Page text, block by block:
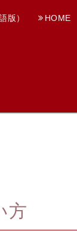
版） HOME
方